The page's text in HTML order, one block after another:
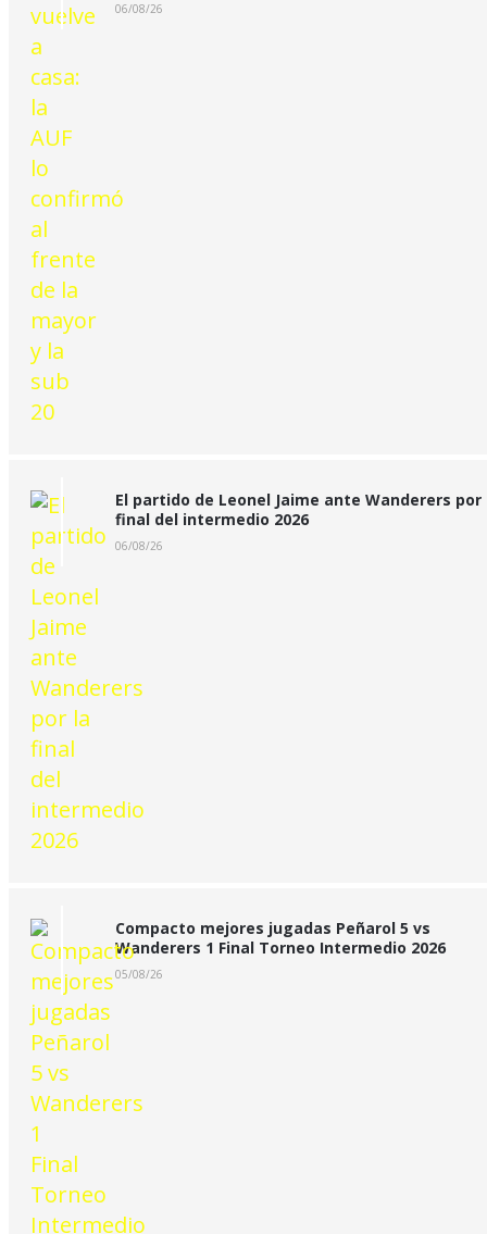
06/08/26
El partido de Leonel Jaime ante Wanderers por
final del intermedio 2026
06/08/26
Compacto mejores jugadas Peñarol 5 vs
Wanderers 1 Final Torneo Intermedio 2026
05/08/26